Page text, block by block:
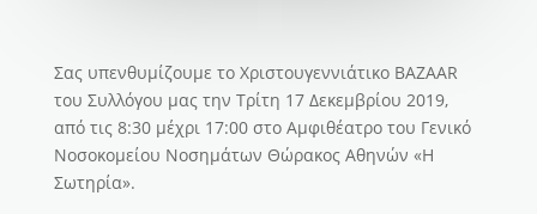
Σας υπενθυμίζουμε το Χριστουγεννιάτικο BAZAAR
του Συλλόγου μας την Τρίτη 17 Δεκεμβρίου 2019,
από τις 8:30 μέχρι 17:00 στο Αμφιθέατρο του Γενικό
Νοσοκομείου Νοσημάτων Θώρακος Αθηνών «Η
Σωτηρία».